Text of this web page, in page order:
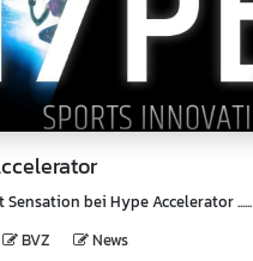
bei Hype Accelerator ......
BVZ News